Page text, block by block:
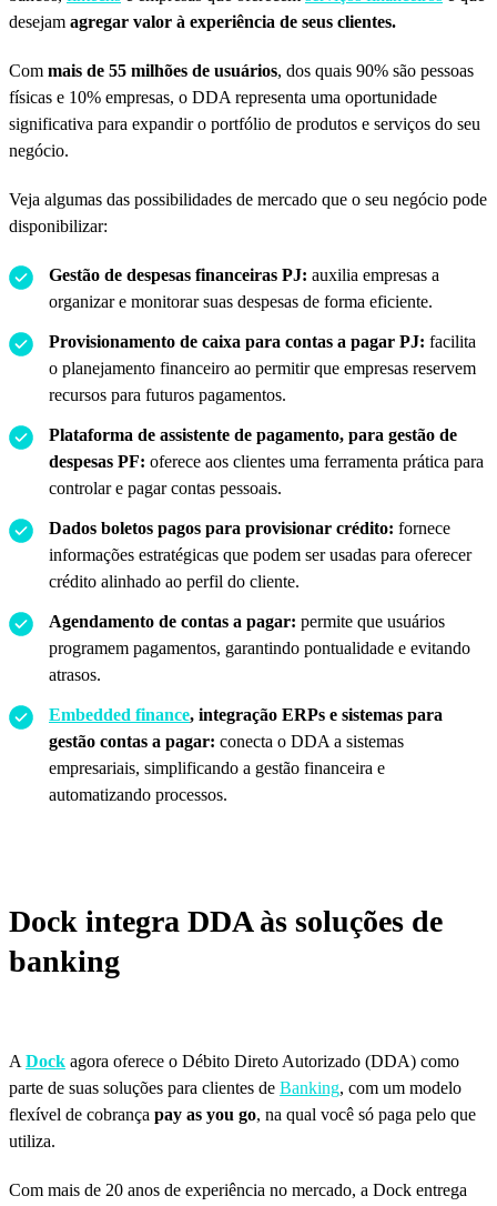
desejam agregar valor à experiência de seus clientes.
Com mais de 55 milhões de usuários, dos quais 90% são pessoas
físicas e 10% empresas, o DDA representa uma oportunidade
significativa para expandir o portfólio de produtos e serviços do seu
negócio.
Veja algumas das possibilidades de mercado que o seu negócio pode
disponibilizar:
Gestão de despesas financeiras PJ: auxilia empresas a
organizar e monitorar suas despesas de forma eficiente.
Provisionamento de caixa para contas a pagar PJ: facilita
o planejamento financeiro ao permitir que empresas reservem
recursos para futuros pagamentos.
Plataforma de assistente de pagamento, para gestão de
despesas PF: oferece aos clientes uma ferramenta prática para
controlar e pagar contas pessoais.
Dados boletos pagos para provisionar crédito: fornece
informações estratégicas que podem ser usadas para oferecer
crédito alinhado ao perfil do cliente.
Agendamento de contas a pagar: permite que usuários
programem pagamentos, garantindo pontualidade e evitando
atrasos.
Embedded finance, integração ERPs e sistemas para
gestão contas a pagar: conecta o DDA a sistemas
empresariais, simplificando a gestão financeira e
automatizando processos.
Dock integra DDA às soluções de
banking
ADock agora oferece o Débito Direto Autorizado (DDA) como
parte de suas soluções para clientes de Banking, com um modelo
flexível de cobrança pay as you go, na qual você só paga pelo que
utiliza.
Com mais de 20 anos de experiência no mercado, a Dock entrega